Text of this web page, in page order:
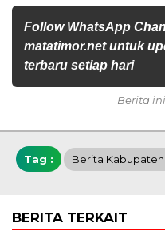
Follow WhatsApp
matatimor.net untuk
terbaru setiap hari
Berita
Tag : Berita
BERITA TERKAIT